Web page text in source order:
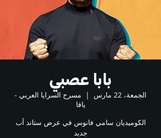
بابا عصبي
الجمعة، 22 مارس
  |
مسرح السرايا العربي -
يافا
الكوميديان سامي فانوس في عرض ستاند أب
جديد